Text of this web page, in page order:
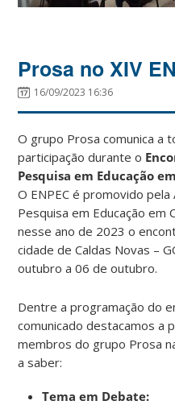
Prosa no XIV
16/09/2023 16:36
O grupo Prosa comunica a
participação durante o
Pesquisa em Educação
O ENPEC é promovido
Pesquisa em Educação em
nesse ano de 2023 o
cidade de Caldas Novas –
outubro a 06 de outubro.
Dentre a programação do
comunicado destacamos a
membros do grupo Prosa
a saber:
Tema em Debate: